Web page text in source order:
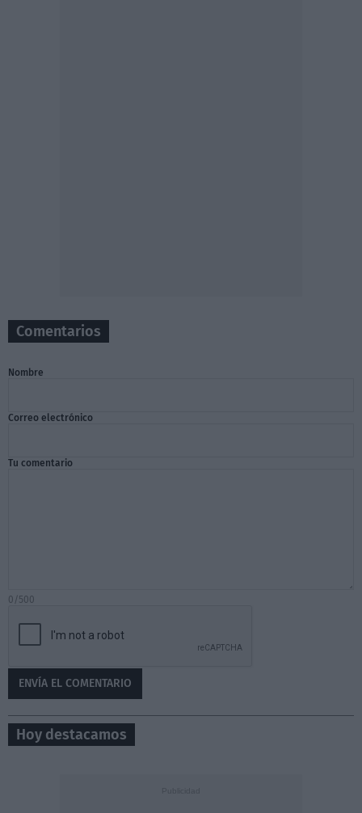
Comentarios
Nombre
Correo electrónico
Tu comentario
0/500
Hoy destacamos